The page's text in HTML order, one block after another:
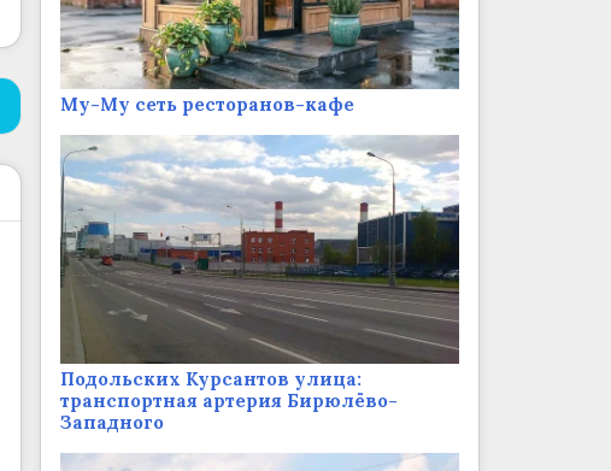
Му-Му сеть ресторанов-кафе
Подольских Курсантов улица:
транспортная артерия Бирюлёво-
Западного